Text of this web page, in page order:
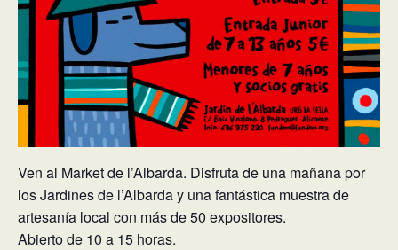
Ven al Market de l’Albarda. Disfruta de una mañana por
los Jardines de l’Albarda y una fantástica muestra de
artesanía local con más de 50 expositores.
Abierto de 10 a 15 horas.